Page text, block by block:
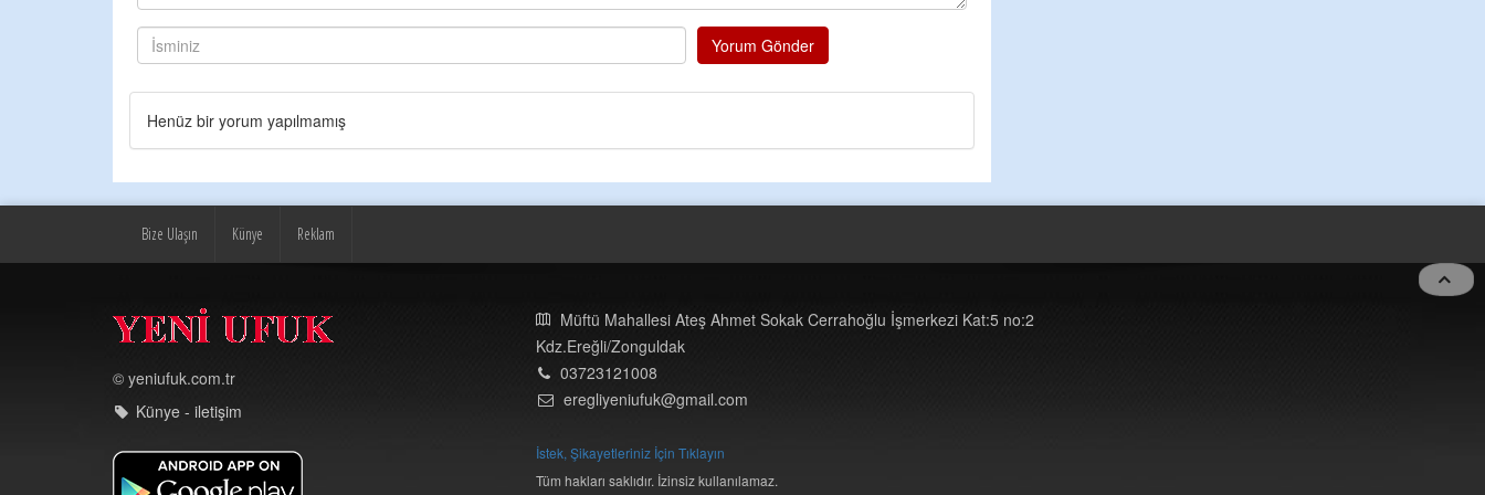
Yorum Gönder
Henüz bir yorum yapılmamış
Bize Ulaşın Künye Reklam
© yeniufuk.com.tr
Künye - iletişim
Müftü Mahallesi Ateş Ahmet Sokak Cerrahoğlu İşmerkezi Kat:5 no:2
Kdz.Ereğli/Zonguldak
03723121008
eregliyeniufuk@gmail.com
İstek, Şikayetleriniz İçin Tıklayın
Tüm hakları saklıdır. İzinsiz kullanılamaz.